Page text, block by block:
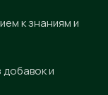
к знаниям и
и